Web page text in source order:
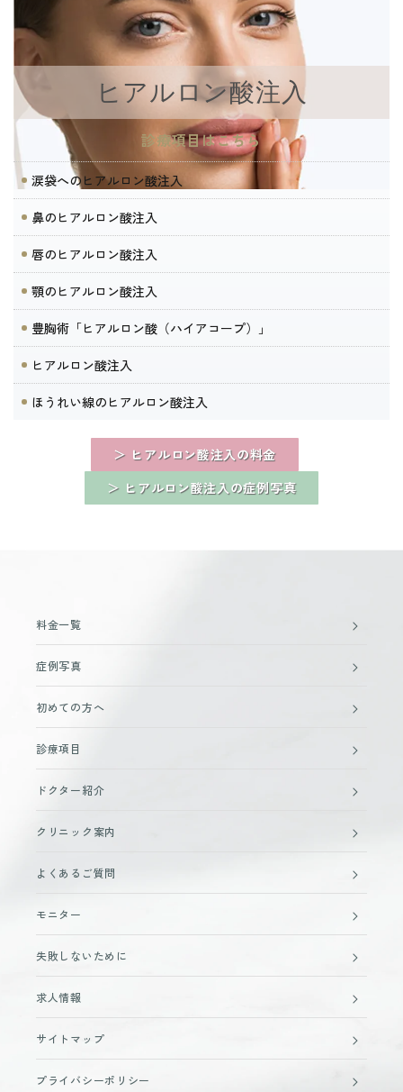
ヒアルロン酸注入
診療項目はこちら
涙袋へのヒアルロン酸注入
鼻のヒアルロン酸注入
唇のヒアルロン酸注入
顎のヒアルロン酸注入
豊胸術「ヒアルロン酸（ハイアコープ）」
ヒアルロン酸注入
ほうれい線のヒアルロン酸注入
＞ ヒアルロン酸注入の料金
＞ ヒアルロン酸注入の症例写真
料金一覧
症例写真
初めての方へ
診療項目
ドクター紹介
クリニック案内
よくあるご質問
モニター
失敗しないために
求人情報
サイトマップ
プライバシーポリシー